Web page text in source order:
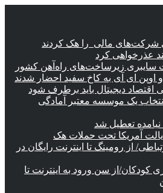
شرکت‌های مالی را هک کردند
عذرخواهی کرد
سایبری زیرساخت‌های راه‌آهن کشور
و اوپن ای آی به کاخ سفید احضار شدند
اقتصاد دیجیتال باید برطرف شود
یک موسسه معتبر آمادگی
نیامده تعطیل شد
آمریکا تحت حملات هک
از رومینگ تا اینترنت رایگان در
کودکان/از سن ورود به اینترنت تا